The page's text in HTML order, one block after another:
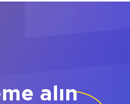
alın